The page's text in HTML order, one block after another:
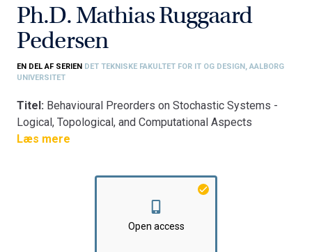
Ph.D. Mathias Ruggaard
Pedersen
EN DEL AF SERIEN DET TEKNISKE FAKULTET FOR IT OG DESIGN, AALBORG
UNIVERSITET
Titel: Behavioural Preorders on Stochastic Systems -
Logical, Topological, and Computational Aspects
Fakultet:Det Tekniske Fakultet for IT og Design
Læs mere
Open access